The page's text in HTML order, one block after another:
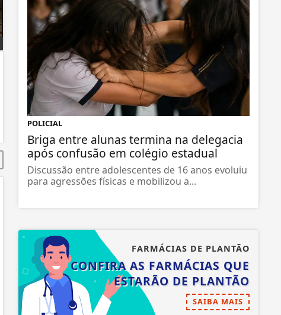
POLICIAL
Briga entre alunas termina na delegacia
após confusão em colégio estadual
Discussão entre adolescentes de 16 anos evoluiu
para agressões físicas e mobilizou a...
FARMÁCIAS DE PLANTÃO
CONFIRA AS FARMÁCIAS QUE
ESTARÃO DE PLANTÃO
SAIBA MAIS